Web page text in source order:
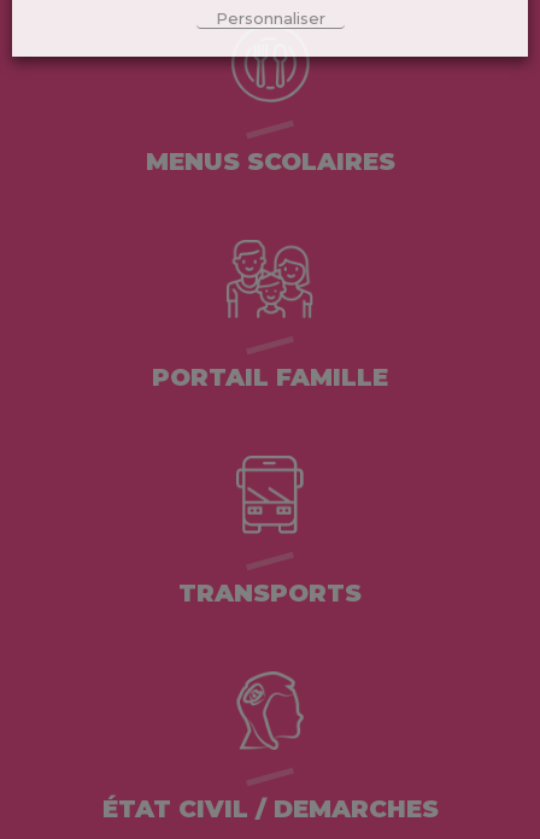
MENUS SCOLAIRES
PORTAIL FAMILLE
TRANSPORTS
ÉTAT CIVIL / DEMARCHES
Personnaliser